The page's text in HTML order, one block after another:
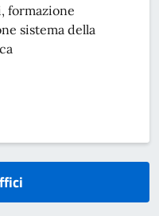
formazione
sistema della